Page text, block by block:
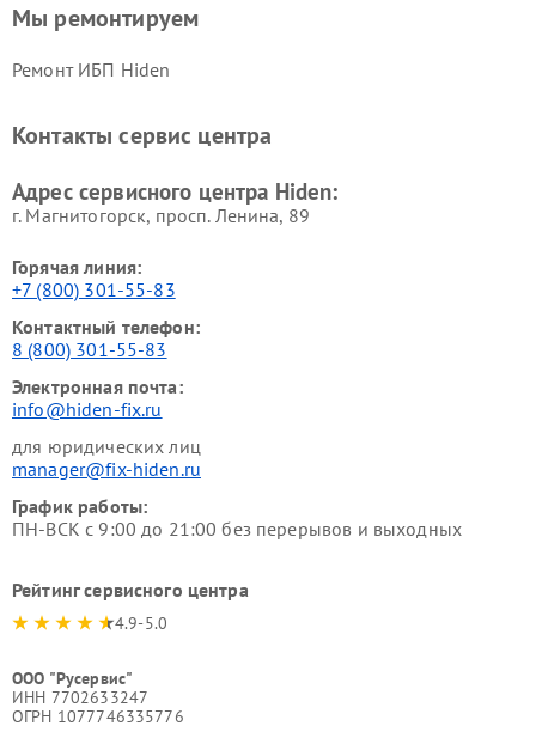
Мы ремонтируем
Ремонт ИБП Hiden
Контакты сервис центра
Адрес сервисного центра Hiden:
г. Магнитогорск, просп. Ленина, 89
Горячая линия:
+7 (800) 301-55-83
Контактный телефон:
8 (800) 301-55-83
Электронная почта:
info@hiden-fix.ru
для юридических лиц
manager@fix-hiden.ru
График работы:
ПН-ВСК с 9:00 до 21:00 без перерывов и выходных
Рейтинг сервисного центра
4.9-5.0
ООО "Русервис"
ИНН 7702633247
ОГРН 1077746335776